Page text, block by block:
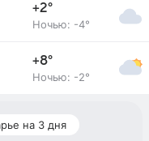
+2°
Ночью: -4°
+8°
Ночью: -2°
на 3 дня